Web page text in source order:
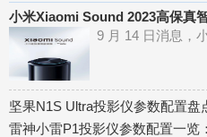
小米Xiaomi Sound 2023高保真
9 月 14 日消息，